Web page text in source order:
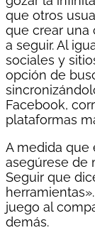
que otros
que crear una
a seguir. Al
sociales y
opción de
Facebook,
plataformas
A medida que
asegúrese de
Seguir que
juego al
demás.